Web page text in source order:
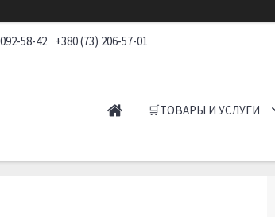
58-42 +380 (73) 206-57-01
🛒ТОВАРЫ И УСЛУГИ